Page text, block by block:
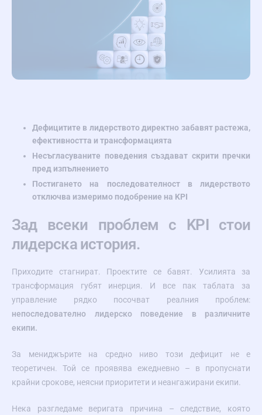
Дефицитите в лидерството директно забавят растежа,
ефективността и трансформацията
Несъгласуваните поведения създават скрити пречки
пред изпълнението
Постигането на последователност в лидерството
отключва измеримо подобрение на KPI
Зад всеки проблем с KPI стои
лидерска история.
Приходите стагнират. Проектите се бавят. Усилията за
трансформация губят инерция. И все пак таблата за
управление рядко посочват реалния проблем:
непоследователно лидерско поведение в различните
екипи.
За мениджърите на средно ниво този дефицит не е
теоретичен. Той се проявява ежедневно – в пропуснати
крайни срокове, неясни приоритети и неангажирани екипи.
Нека разгледаме веригата причина – следствие, която